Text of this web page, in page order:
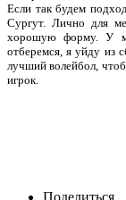
Если так будем
Сургут.Лично для
хорошую форму. У
отберемся, я уйду из
лучший волейбол,
игрок.
Поделиться